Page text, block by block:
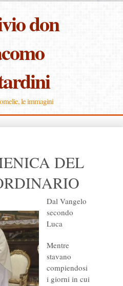
don
le immagini
DEL
Dal Vangelo
secondo
Luca
Mentre
stavano
compiendosi
i giorni in cui